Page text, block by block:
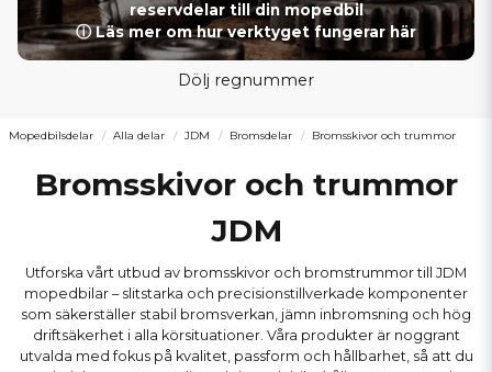
reservdelar till din mopedbil
ⓘ Läs mer om hur verktyget fungerar här
Dölj regnummer
Mopedbilsdelar Alla delar JDM Bromsdelar Bromsskivor och trummor
Bromsskivor och trummor
JDM
Utforska vårt utbud av bromsskivor och bromstrummor till JDM
mopedbilar – slitstarka och precisionstillverkade komponenter
som säkerställer stabil bromsverkan, jämn inbromsning och hög
driftsäkerhet i alla körsituationer. Våra produkter är noggrant
utvalda med fokus på kvalitet, passform och hållbarhet, så att du